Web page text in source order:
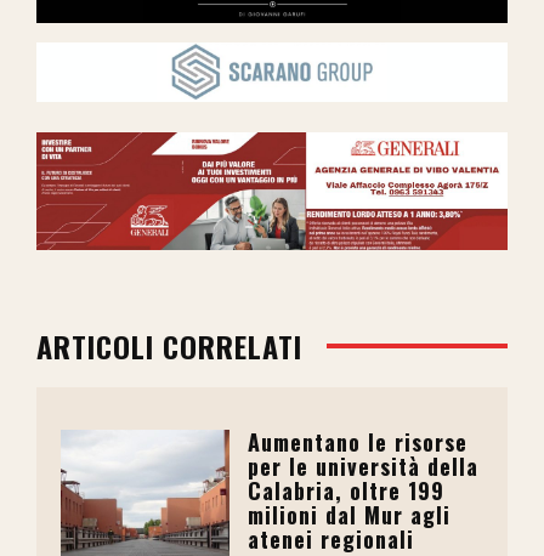
ARTICOLI CORRELATI
Aumentano le risorse
per le università della
Calabria, oltre 199
milioni dal Mur agli
atenei regionali